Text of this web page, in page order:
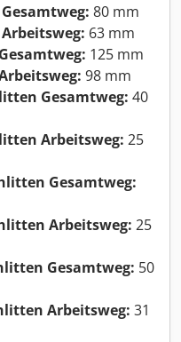
80 mm
63 mm
125 mm
98 mm
Gesamtweg: 40
Arbeitsweg: 25
Gesamtweg:
Arbeitsweg: 25
Gesamtweg: 50
Arbeitsweg: 31